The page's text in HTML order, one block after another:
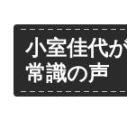
小室佳代
常識の声